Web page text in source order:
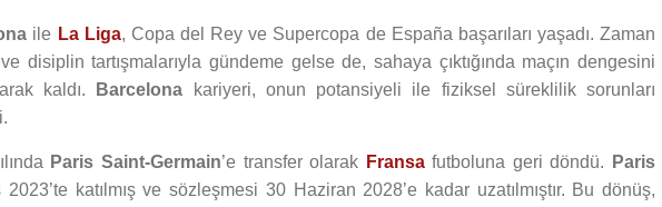
ile La Liga, Copa del Rey ve Supercopa de España başarıları yaşadı. Zaman
disiplin tartışmalarıyla gündeme gelse de, sahaya çıktığında maçın dengesini
kaldı.
Barcelona kariyeri, onun potansiyeli ile fiziksel süreklilik sorunları
Paris Saint-Germain’e transfer olarak Fransafutboluna geri döndü.
Paris
2023’te katılmış ve sözleşmesi 30 Haziran 2028’e kadar uzatılmıştır. Bu dönüş,